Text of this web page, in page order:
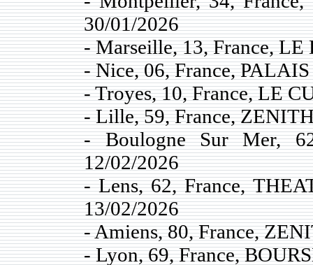
30/01/2026
- Marseille, 13, France,
- Nice, 06, France,
- Troyes, 10, France, LE
- Lille, 59, France,
- Boulogne Sur Mer,
12/02/2026
- Lens, 62, France,
13/02/2026
- Amiens, 80, France,
- Lyon, 69, France,